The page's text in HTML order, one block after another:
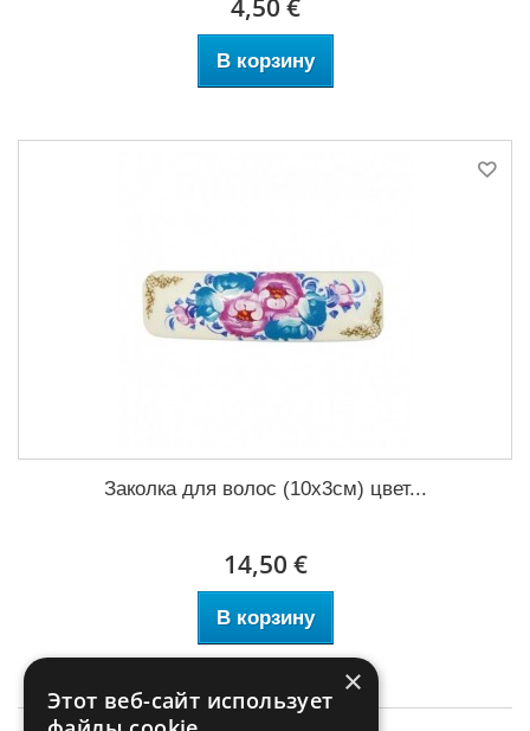
4,50 €
В корзину
Заколка для волос (10х3см) цвет...
14,50 €
В корзину
×
Этот веб-сайт использует